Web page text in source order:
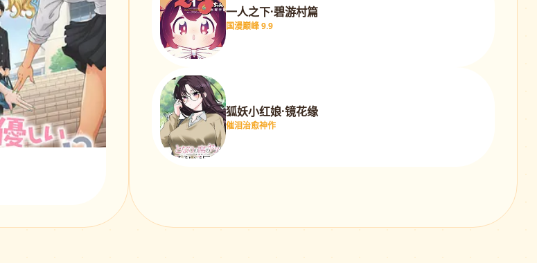
一人之下·碧游村篇
国漫巅峰 9.9
狐妖小红娘·镜花缘
催泪治愈神作